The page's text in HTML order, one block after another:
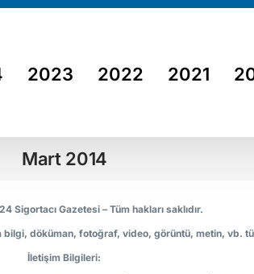
2023 2022 2021
Mart 2014
Sigortacı Gazetesi – Tüm hakları saklıdır.
döküman, fotoğraf, video, görüntü, metin, vb.
İletişim Bilgileri: